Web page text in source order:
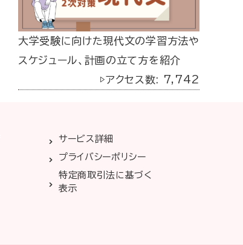
大学受験に向けた現代文の学習方法や
スケジュール、計画の立て方を紹介
▷アクセス数: 7,742
サービス詳細
プライバシーポリシー
特定商取引法に基づく
表示